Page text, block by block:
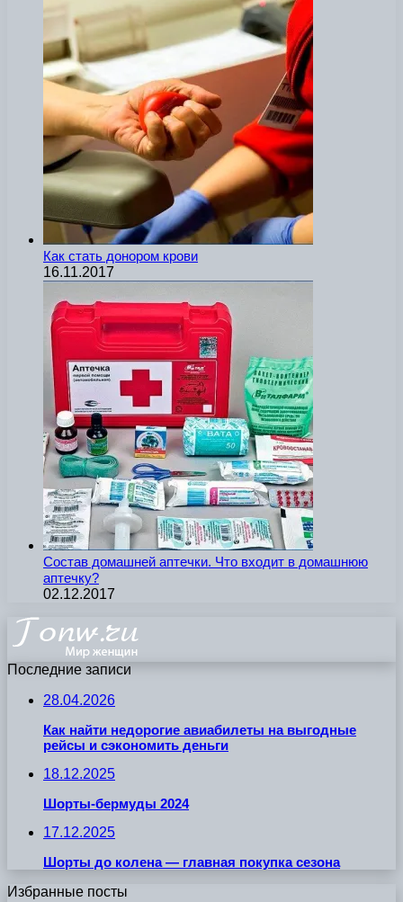
Как стать донором крови
16.11.2017
Состав домашней аптечки. Что входит в домашнюю
аптечку?
02.12.2017
Последние записи
28.04.2026
Как найти недорогие авиабилеты на выгодные
рейсы и сэкономить деньги
18.12.2025
Шорты-бермуды 2024
17.12.2025
Шорты до колена — главная покупка сезона
Избранные посты